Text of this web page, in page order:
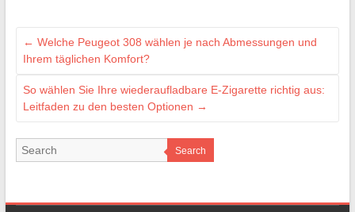
← Welche Peugeot 308 wählen je nach Abmessungen und
Ihrem täglichen Komfort?
So wählen Sie Ihre wiederaufladbare E-Zigarette richtig aus:
Leitfaden zu den besten Optionen →
Search